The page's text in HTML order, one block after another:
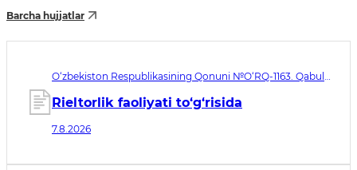
Barcha hujjatlar
O‘zbekiston Respublikasining Qonuni №O‘RQ-1163. Qabul
Rieltorlik faoliyati to‘g‘risida
7.8.2026